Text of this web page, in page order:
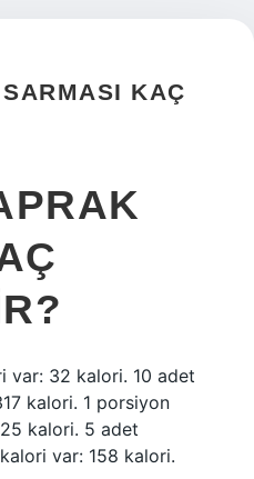
KAÇ
var: 32 kalori. 10 adet
kalori. 1 porsiyon
kalori. 5 adet
var: 158 kalori.